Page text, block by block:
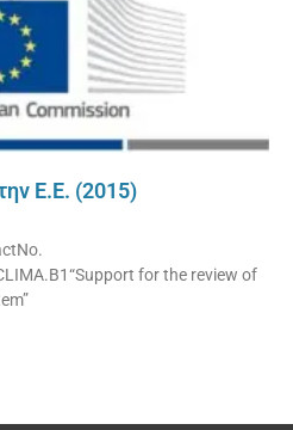
Ε.Ε. (2015)
for the review of